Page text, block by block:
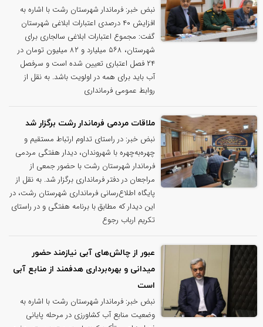
نبض خبر: فرماندار شهرستان رشت با اشاره به
افزایش ۴۰ درصدی اعتبارات ابلاغی شهرستان
گفت: مجموع اعتبارات ابلاغی سالجاری برای
شهرستان، ۵۶۸ میلیارد و ۸۲ میلیون تومان در
۲۴ فصل اعتباری تعیین شده است و سرفصل
آب باید برای همه در اولویت باشد. به نقل از
روابط عمومی فرمانداری
ملاقات مردمی فرماندار رشت برگزار شد
نبض خبر: در راستای تداوم ارتباط مستقیم و
چهره‌به‌چهره با شهروندان، دیدار هفتگی مردمی
فرماندار شهرستان رشت با حضور جمعی از
مراجعان در دفتر فرمانداری برگزار شد. به نقل از
پایگاه اطلاع‌رسانی فرمانداری شهرستان رشت، در
این دیدار که مطابق با برنامه هفتگی و در راستای
تکریم ارباب رجوع
عبور از چالش‌های آبی نیازمند حضور
میدانی و بهره‌برداری هدفمند از منابع آبی
است
نبض خبر: فرماندار شهرستان رشت با اشاره به
وضعیت منابع آب کشاورزی در مرحله پایانی